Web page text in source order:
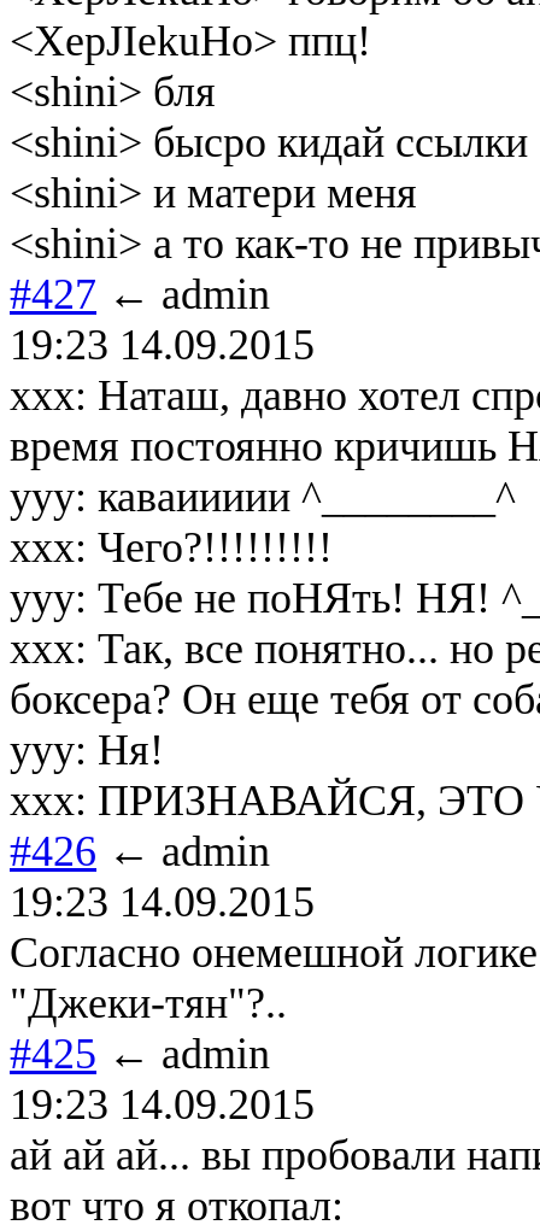
<XepJIekuHo> ппц!
<shini> бля
<shini> бысро кидай ссылки
<shini> и матери меня
<shini> а то как-то не
#427 ← admin
19:23 14.09.2015
xxx: Наташ, давно хотел
время постоянно кричишь
yyy: каваиииии ^________^
xxx: Чего?!!!!!!!!!
yyy: Тебе не поНЯть! НЯ!
xxx: Так, все понятно... но
боксера? Он еще тебя от
yyy: Ня!
xxx: ПРИЗНАВАЙСЯ, ЭТО
#426 ← admin
19:23 14.09.2015
Согласно онемешной
"Джеки-тян"?..
#425 ← admin
19:23 14.09.2015
ай ай ай... вы пробовали
вот что я откопал: